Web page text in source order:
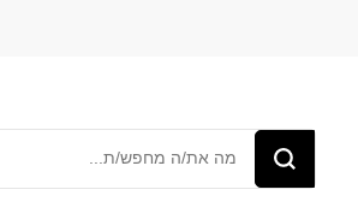
מחפש/ת
משהו?